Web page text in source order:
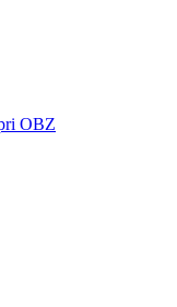
OBZ